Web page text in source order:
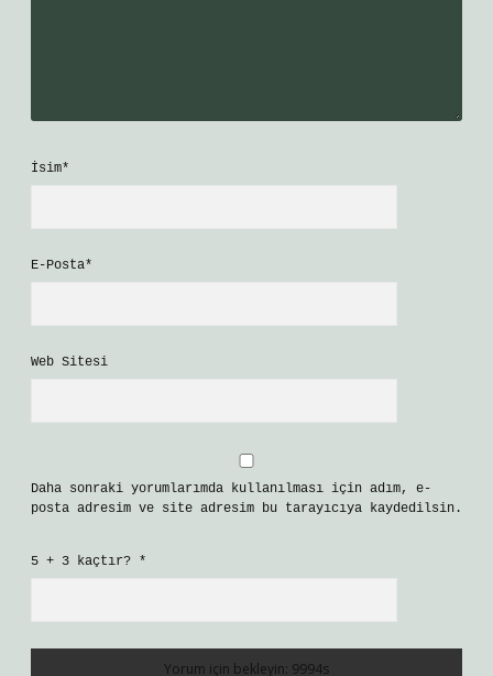
İsim*
E-Posta*
Web Sitesi
Daha sonraki yorumlarımda kullanılması için adım, e-
posta adresim ve site adresim bu tarayıcıya kaydedilsin.
5 + 3 kaçtır? *